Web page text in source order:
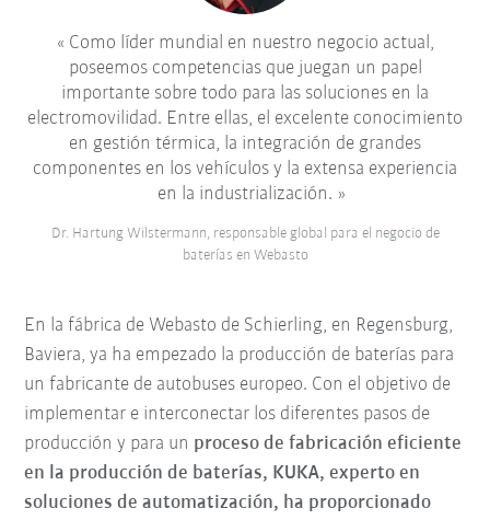
Como líder mundial en nuestro negocio actual,
poseemos competencias que juegan un papel
importante sobre todo para las soluciones en la
electromovilidad. Entre ellas, el excelente conocimiento
en gestión térmica, la integración de grandes
componentes en los vehículos y la extensa experiencia
en la industrialización.
Dr. Hartung Wilstermann, responsable global para el negocio de
baterías en Webasto
En la fábrica de Webasto de Schierling, en Regensburg,
Baviera, ya ha empezado la producción de baterías para
un fabricante de autobuses europeo. Con el objetivo de
implementar e interconectar los diferentes pasos de
producción y para un proceso de fabricación eficiente
en la producción de baterías, KUKA, experto en
soluciones de automatización, ha proporcionado